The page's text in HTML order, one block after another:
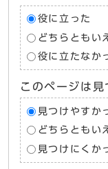
役に立った
どちらともい
役に立たなか
このページは見
見つけやすか
どちらともい
見つけにくか